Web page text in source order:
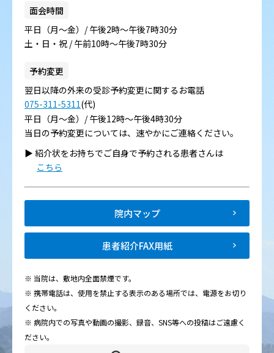
面会時間
平日（月～金）/ 午後2時～午後7時30分
土・日・祝 / 午前10時～午後7時30分
予約変更
翌日以降の外来の受診予約変更に関するお電話
075-311-5311(代)
平日（月～金）/ 午後12時～午後4時30分
当日の予約変更については、速やかにご連絡ください。
▶︎ 紹介状をお持ちでご自身で予約される患者さんは
こちら
院内マップ
患者紹介FAX用紙
※ 当院は、敷地内全面禁煙です。
※ 携帯電話は、使用を禁止する表示のある場所では、電源をお切り
ください。
※ 病院内での写真や動画の撮影、録音、SNS等への投稿はご遠慮く
ださい。